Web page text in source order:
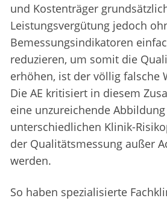
und Kostenträger
Leistungsvergütung jedoch
Bemessungsindikatoren
reduzieren, um somit die
erhöhen, ist der völlig falsche
Die AE kritisiert in diesem
eine unzureichende
unterschiedlichen Klinik-
der Qualitätsmessung außer
werden.
So haben spezialisierte